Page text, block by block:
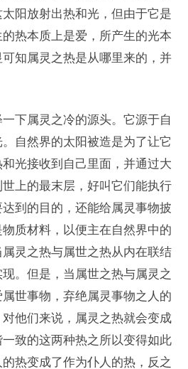
阳放射出热和光，但由于它是
热本质上是爱，所产生的光本
知属灵之热是从哪里来的，并
下属灵之冷的源头。它源于自
自然界的太阳被造是为了让它
光接收到自己里面，并通过大
上的最末层，好叫它们能执行
到的目的，还能给属灵事物披
物质材料，以便主在自然界中的
灵之热与属世之热从内在联结
。但是，当属世之热与属灵之
世事物，弃绝属灵事物之人的
他们来说，属灵之热就会变成
致的这两种热之所以变得如此
热变成了作为仆人的热，反之